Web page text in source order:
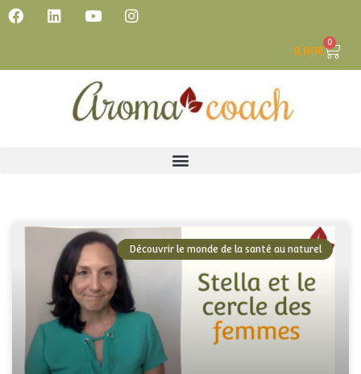
0,00€
0
Découvrir le monde de la santé au naturel